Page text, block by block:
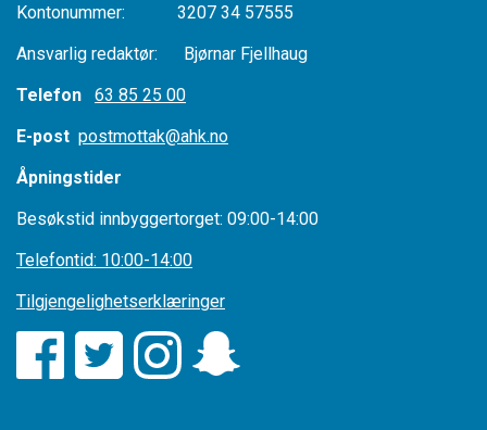
Kontonummer: 3207 34 57555
Ansvarlig redaktør: Bjørnar Fjellhaug
Telefon 63 85 25 00
E-post postmottak@ahk.no
Åpningstider
Besøkstid innbyggertorget: 09:00-14:00
Telefontid: 10:00-14:00
Tilgjengelighetserklæringer